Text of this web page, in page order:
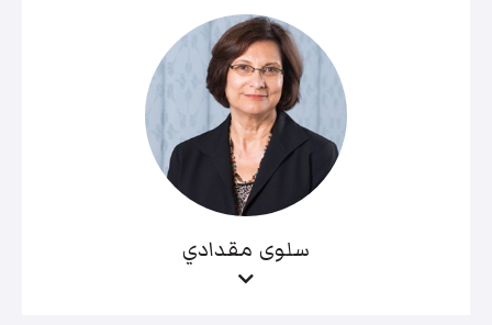
سلوى مقدادي